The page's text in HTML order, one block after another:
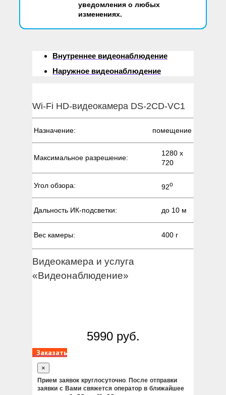
уведомления о любых
изменениях.
Внутреннее видеонаблюдение
Наружное видеонаблюдение
Wi-Fi HD-видеокамера DS-2CD-VC1
Назначение: помещение
Максимальное разрешение:
1280 х
720
Угол обзора: 92о
Дальность ИК-подсветки: до 10 м
Вес камеры: 400 г
Видеокамера и услуга
«Видеонаблюдение»
5990 руб.
Заказать
×
Прием заявок круглосуточно. После отправки
заявки с Вами свяжется оператор в ближайшее